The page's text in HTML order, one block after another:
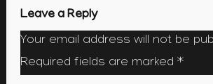
Leave a Reply
Your email address will not be
Required fields are marked *